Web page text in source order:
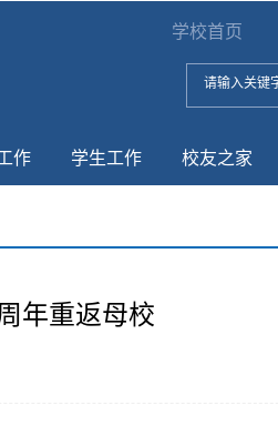
学校首页
作 学生工作 校友之家
年重返母校